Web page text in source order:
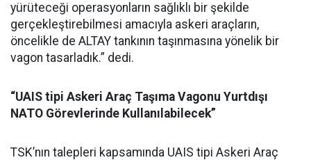
yürüteceği operasyonların sağlıklı bir şekilde
gerçekleştirebilmesi amacıyla askeri araçların,
öncelikle de ALTAY tankının taşınmasına yönelik bir
vagon tasarladık.” dedi.
“UAIS tipi Askeri Araç Taşıma Vagonu Yurtdışı
NATO Görevlerinde Kullanılabilecek”
TSK’nın talepleri kapsamında UAIS tipi Askeri Araç